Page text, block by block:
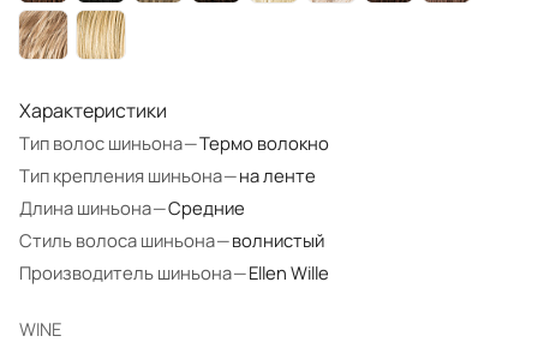
Характеристики
Тип волос шиньона—Термо волокно
Тип крепления шиньона—на ленте
Длина шиньона—Средние
Стиль волоса шиньона—волнистый
Производитель шиньона—Ellen Wille
WINE